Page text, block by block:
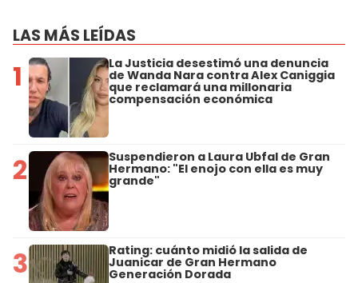
LAS MÁS LEÍDAS
1 La Justicia desestimó una denuncia
de Wanda Nara contra Alex Caniggia
que reclamará una millonaria
compensación económica
2 Suspendieron a Laura Ubfal de Gran
Hermano: "El enojo con ella es muy
grande"
3 Rating: cuánto midió la salida de
Juanicar de Gran Hermano
Generación Dorada